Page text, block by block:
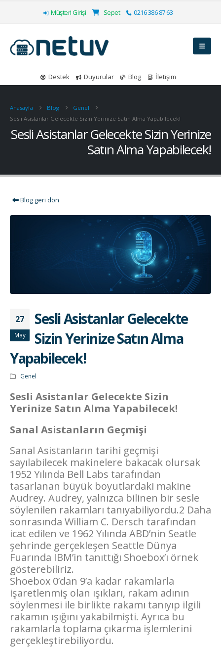
Müşteri Girişi Sepet 0216 386 87 63
Destek Duyurular Blog İletişim
Anasayfa Blog
Genel
Sesli Asistanlar Gelecekte Sizin Yerinize Satın Alma Yapabilecek!
Sesli Asistanlar Gelecekte Sizin Yerinize
Satın Alma Yapabilecek!
Blog geri dön
27
May
Sesli Asistanlar Gelecekte
Sizin Yerinize Satın Alma
Yapabilecek!
Genel
Sesli Asistanlar Gelecekte Sizin
Yerinize Satın Alma Yapabilecek!
Sanal Asistanların Geçmişi
Sanal Asistanların tarihi geçmişi
sayılabilecek makinelere bakacak olursak
1952 Yılında Bell Labs tarafından
tasarlanan büyük boyutlardaki makine
Audrey. Audrey, yalnızca bilinen bir sesle
söylenilen rakamları tanıyabiliyordu.2 Daha
sonrasında William C. Dersch tarafından
icat edilen ve 1962 Yılında ABD’nin Seatle
şehrinde gerçekleşen Seattle Dünya
Fuarında IBM’in tanıttığı Shoebox’ı örnek
gösterebiliriz.
Shoebox 0’dan 9’a kadar rakamlarla
işaretlenmiş olan ışıkları, rakam adının
söylenmesi ile birlikte rakamı tanıyıp ilgili
rakamın ışığını yakabilmişti. Ayrıca bu
rakamlarla toplama çıkarma işlemlerini
gerçekleştirebiliyordu.